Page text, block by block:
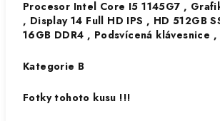
Procesor Intel Core I5 1145G7 ,
, Display 14 Full HD IPS , HD 512GB
16GB DDR4 , Podsvícená klávesnice ,
Kategorie B
Fotky tohoto kusu !!!